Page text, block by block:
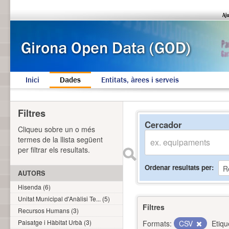
Inici Dades Entitats, àrees i serveis
Cercador
Ordenar resultats per
Filtres
Formats:
CSV
Filtres
Cliqueu sobre un o més
termes de la llista següent
per filtrar els resultats.
AUTORS
Hisenda (6)
Unitat Municipal d'Anàlisi Te... (5)
Recursos Humans (3)
Paisatge i Hàbitat Urbà (3)